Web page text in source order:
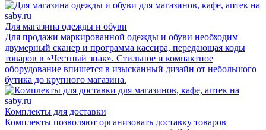
Для магазина одежды и обуви
Для продажи маркированной одежды и обуви необходим
двумерный сканер и программа кассира, передающая коды
товаров в «Честный знак». Стильное и компактное
оборудование впишется в изысканный дизайн от небольшого
бутика до крупного магазина.
Комплекты для доставки
Комплекты позволяют организовать доставку товаров